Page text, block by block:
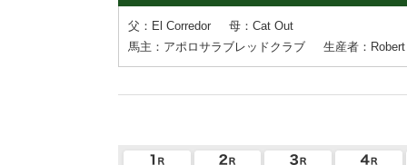
父：El Corredor
母：Cat Out
馬主：アポロサラブレッドクラブ
生産者：